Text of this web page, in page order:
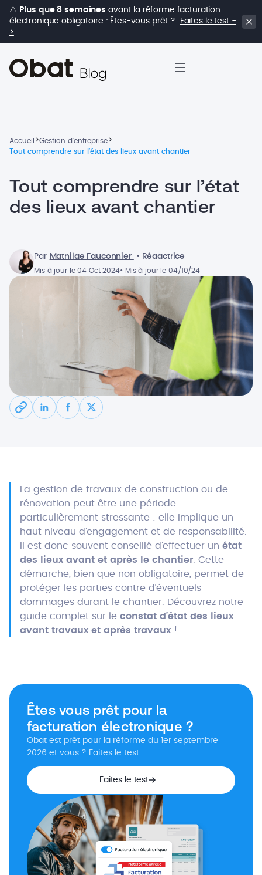
⚠️ Plus que 8 semaines avant la réforme facturation
électronique obligatoire : Êtes-vous prêt ?
Faites le test -
>
Accueil >Gestion d'entreprise>
Tout comprendre sur l’état des lieux avant chantier
Tout comprendre sur l’état
des lieux avant chantier
Par Mathilde Fauconnier • Rédactrice
Mis à jour le 04 Oct 2024• Mis à jour le 04/10/24
La gestion de travaux de construction ou de
rénovation peut être une période
particulièrement stressante : elle implique un
haut niveau d’engagement et de responsabilité.
Il est donc souvent conseillé d’effectuer un état
des lieux avant et après le chantier . Cette
démarche, bien que non obligatoire, permet de
protéger les parties contre d’éventuels
dommages durant le chantier. Découvrez notre
guide complet sur le constat d’état des lieux
avant travaux et après travaux !
Êtes vous prêt pour la
facturation électronique ?
Obat est prêt pour la réforme du 1er septembre
2026 et vous ? Faites le test.
Faites le test